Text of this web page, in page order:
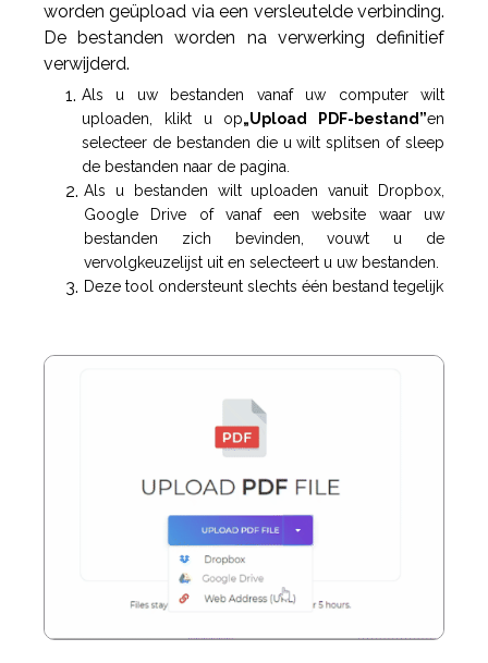
worden geüpload via een versleutelde verbinding.
De bestanden worden na verwerking definitief
verwijderd.
Als u uw bestanden vanaf uw computer wilt
uploaden, klikt u op„Upload PDF-bestand”en
selecteer de bestanden die u wilt splitsen of sleep
de bestanden naar de pagina.
Als u bestanden wilt uploaden vanuit Dropbox,
Google Drive of vanaf een website waar uw
bestanden zich bevinden, vouwt u de
vervolgkeuzelijst uit en selecteert u uw bestanden.
Deze tool ondersteunt slechts één bestand tegelijk